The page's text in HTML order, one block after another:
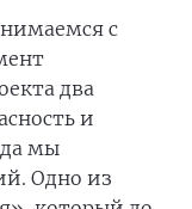
с
два
и
мы
Одно из